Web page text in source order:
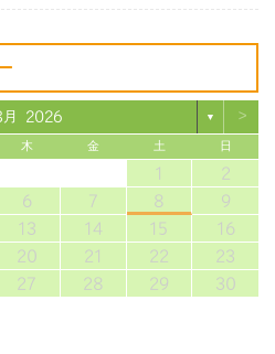
月 2026 ▼ >
木 金 土 日
1
2
6 7 8
9
13 14 15
16
20 21 22
23
27 28 29
30